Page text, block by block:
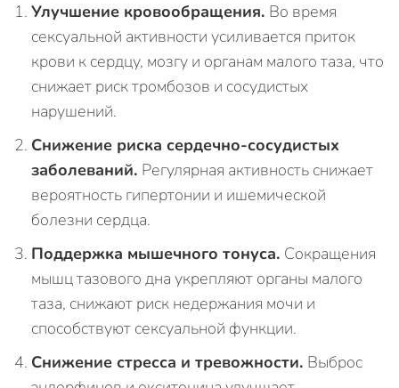
Улучшение кровообращения. Во время
сексуальной активности усиливается приток
крови к сердцу, мозгу и органам малого таза, что
снижает риск тромбозов и сосудистых
нарушений.
Снижение риска сердечно-сосудистых
заболеваний. Регулярная активность снижает
вероятность гипертонии и ишемической
болезни сердца.
Поддержка мышечного тонуса. Сокращения
мышц тазового дна укрепляют органы малого
таза, снижают риск недержания мочи и
способствуют сексуальной функции.
Снижение стресса и тревожности. Выброс